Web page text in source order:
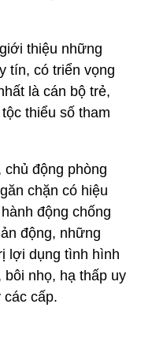
thiệu những
tín, có triển vọng
là cán bộ trẻ,
thiểu số tham
chủ động phòng
chặn có hiệu
động chống
động, những
lợi dụng tình hình
bôi nhọ, hạ thấp uy
cấp.